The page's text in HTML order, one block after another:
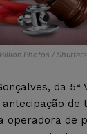
Photos /
da 5ª
antecipação de
operadora de